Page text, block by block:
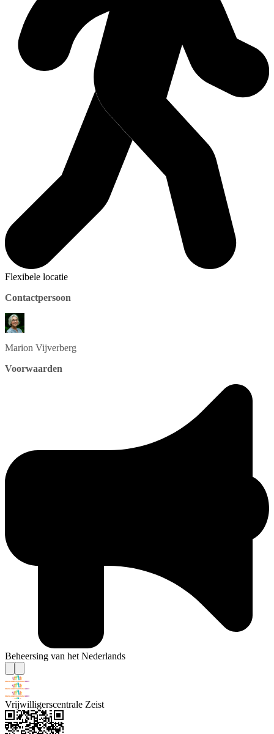
Flexibele locatie
Contactpersoon
Marion Vijverberg
Voorwaarden
Beheersing van het Nederlands
Vrijwilligerscentrale Zeist